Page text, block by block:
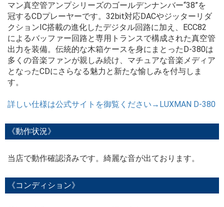
マン真空管アンプシリーズのゴールデンナンバー“38”を
冠するCDプレーヤーです。32bit対応DACやジッターリダ
クションIC搭載の進化したデジタル回路に加え、ECC82
によるバッファー回路と専用トランスで構成された真空管
出力を装備。伝統的な木箱ケースを身にまとったD-380は
多くの音楽ファンが親しみ続け、マチュアな音楽メディア
となったCDにさらなる魅力と新たな愉しみを付与しま
す。
詳しい仕様は公式サイトを御覧ください→LUXMAN D-380
《動作状況》
当店で動作確認済みです。綺麗な音が出ております。
《コンディション》